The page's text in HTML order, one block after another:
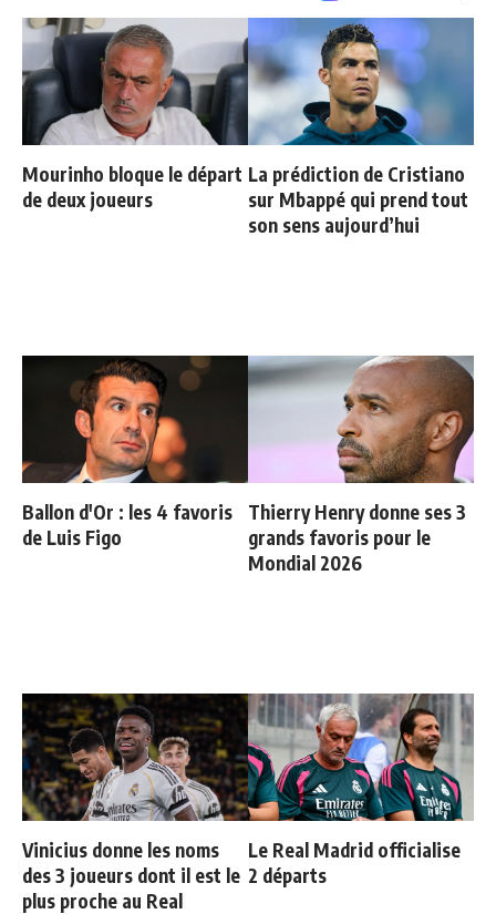
Mourinho bloque le départ
de deux joueurs
La prédiction de Cristiano
sur Mbappé qui prend tout
son sens aujourd’hui
Ballon d'Or : les 4 favoris
de Luis Figo
Thierry Henry donne ses 3
grands favoris pour le
Mondial 2026
Vinicius donne les noms
des 3 joueurs dont il est le
plus proche au Real
Le Real Madrid officialise
2 départs